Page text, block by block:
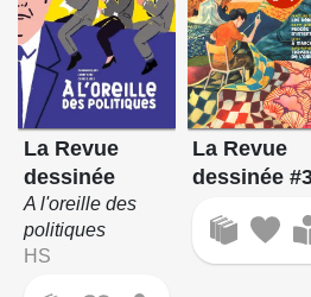
La Revue
dessinée
A l'oreille des
politiques
HS
La Revue
dessinée